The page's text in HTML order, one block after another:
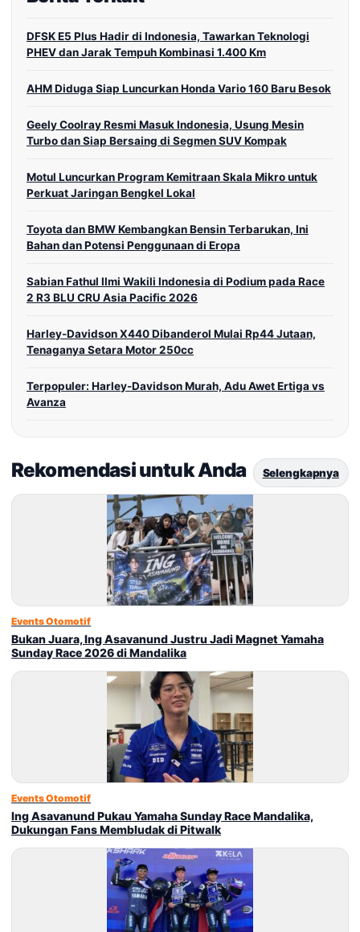
DFSK E5 Plus Hadir di Indonesia, Tawarkan Teknologi
PHEV dan Jarak Tempuh Kombinasi 1.400 Km
AHM Diduga Siap Luncurkan Honda Vario 160 Baru Besok
Geely Coolray Resmi Masuk Indonesia, Usung Mesin
Turbo dan Siap Bersaing di Segmen SUV Kompak
Motul Luncurkan Program Kemitraan Skala Mikro untuk
Perkuat Jaringan Bengkel Lokal
Toyota dan BMW Kembangkan Bensin Terbarukan, Ini
Bahan dan Potensi Penggunaan di Eropa
Sabian Fathul Ilmi Wakili Indonesia di Podium pada Race
2 R3 BLU CRU Asia Pacific 2026
Harley-Davidson X440 Dibanderol Mulai Rp44 Jutaan,
Tenaganya Setara Motor 250cc
Terpopuler: Harley-Davidson Murah, Adu Awet Ertiga vs
Avanza
Rekomendasi untuk Anda Selengkapnya
Events Otomotif
Bukan Juara, Ing Asavanund Justru Jadi Magnet Yamaha
Sunday Race 2026 di Mandalika
Events Otomotif
Ing Asavanund Pukau Yamaha Sunday Race Mandalika,
Dukungan Fans Membludak di Pitwalk